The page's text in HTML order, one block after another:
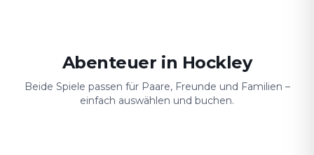
Abenteuer in Hockley
Beide Spiele passen für Paare, Freunde und Familien –
einfach auswählen und buchen.